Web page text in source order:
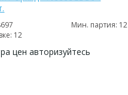
Мин. партия: 12
12
цен авторизуйтесь